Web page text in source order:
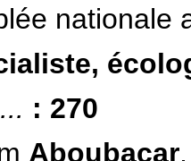
nationale
: 270
Aboubacar